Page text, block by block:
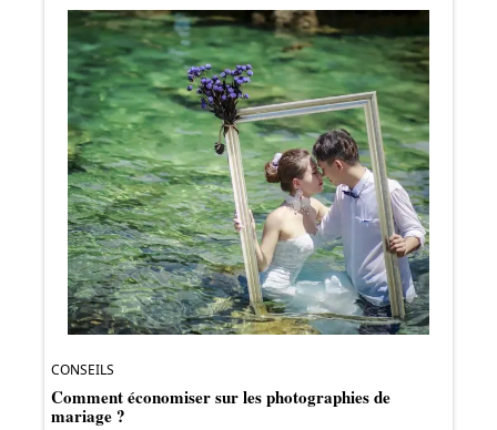
CONSEILS
Comment économiser sur les photographies de
mariage ?